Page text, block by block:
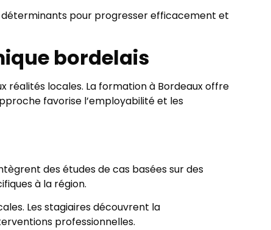
déterminants pour progresser efficacement et
bordelais
locales. La formation à Bordeaux offre
favorise l’employabilité et les
des études de cas basées sur des
à la région.
Les stagiaires découvrent la
professionnelles.